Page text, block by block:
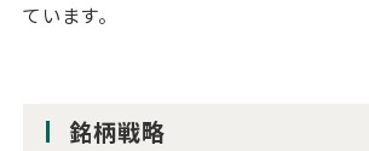
ています。
銘柄戦略